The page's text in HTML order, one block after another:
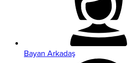
Bayan Arkadaş